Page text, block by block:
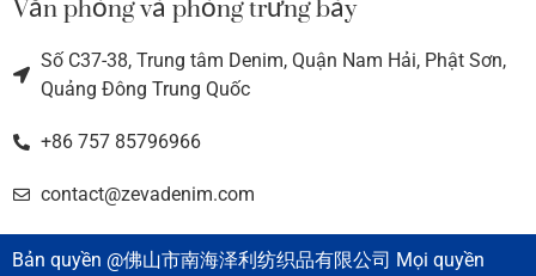
Số C37-38, Trung tâm Denim, Quận Nam Hải, Phật Sơn,
Quảng Đông Trung Quốc
+86 757 85796966
contact@zevadenim.com
Bản quyền @佛山市南海泽利纺织品有限公司 Mọi quyền